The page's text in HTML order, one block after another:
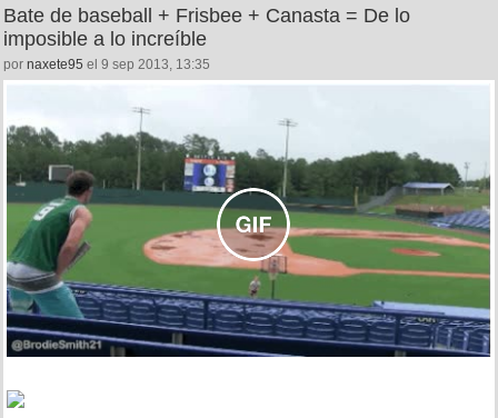
Bate de baseball + Frisbee + Canasta = De lo
imposible a lo increíble
por naxete95 el 9 sep 2013, 13:35